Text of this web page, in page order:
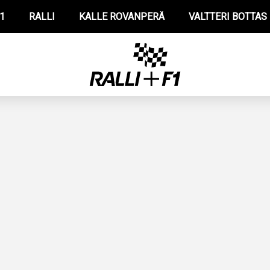
RALLI KALLE ROVANPERÄ VALTTERI BOTTAS